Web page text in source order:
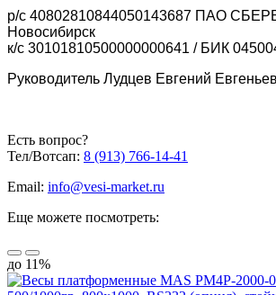
р/с 40802810844050143687 ПАО
Новосибирск
к/с 30101810500000000641 / БИК
Руководитель Лудцев Евгений
Есть вопрос?
Тел/Вотсап: 8 (913) 766-14-41
Email: info@vesi-market.ru
Еще можете посмотреть:
до 11%